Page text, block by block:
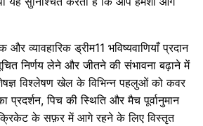
व्यावहारिक ड्रीम11 भविष्यवाणियाँ प्रदान
निर्णय लेने और जीतने की संभावना बढ़ाने में
विश्लेषण खेल के विभिन्न पहलुओं को कवर
पिच की स्थिति और मैच पूर्वानुमान
के सफ़र में आगे रहने के लिए विस्तृत